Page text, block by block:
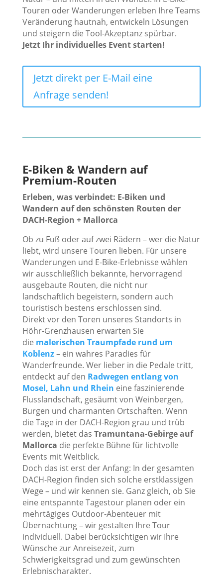
Touren oder Wanderungen erleben Ihre Teams
Veränderung hautnah, entwickeln Lösungen
und steigern die Tool-Akzeptanz spürbar.
Jetzt Ihr individuelles Event starten!
Jetzt direkt per E-Mail eine
Anfrage senden!
E-Biken & Wandern auf
Premium-Routen
Erleben, was verbindet: E-Biken und
Wandern auf den schönsten Routen der
DACH-Region + Mallorca
Ob zu Fuß oder auf zwei Rädern – wer die Natur
liebt, wird unsere Touren lieben. Für unsere
Wanderungen und E-Bike-Erlebnisse wählen
wir ausschließlich bekannte, hervorragend
ausgebaute Routen, die nicht nur
landschaftlich begeistern, sondern auch
touristisch bestens erschlossen sind.
Direkt vor den Toren unseres Standorts in
Höhr-Grenzhausen erwarten Sie
die malerischen Traumpfade rund um
Koblenz– ein wahres Paradies für
Wanderfreunde. Wer lieber in die Pedale tritt,
entdeckt auf den Radwegen entlang von
Mosel, Lahn und Rhein eine faszinierende
Flusslandschaft, gesäumt von Weinbergen,
Burgen und charmanten Ortschaften. Wenn
die Tage in der DACH-Region grau und trüb
werden, bietet das Tramuntana-Gebirge auf
Mallorca die perfekte Bühne für lichtvolle
Events mit Weitblick.
Doch das ist erst der Anfang: In der gesamten
DACH-Region finden sich solche erstklassigen
Wege – und wir kennen sie. Ganz gleich, ob Sie
eine entspannte Tagestour planen oder ein
mehrtägiges Outdoor-Abenteuer mit
Übernachtung – wir gestalten Ihre Tour
individuell. Dabei berücksichtigen wir Ihre
Wünsche zur Anreisezeit, zum
Schwierigkeitsgrad und zum gewünschten
Erlebnischarakter.